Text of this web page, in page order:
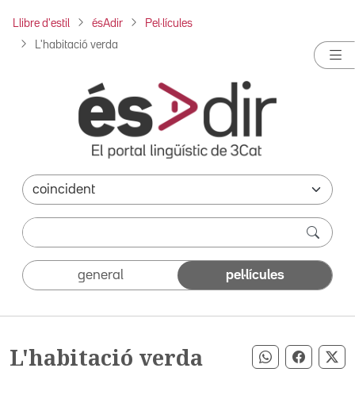
Llibre d'estil ésAdir Pel·lícules
L'habitació verda
general pel·lícules
L'habitació verda Compartir